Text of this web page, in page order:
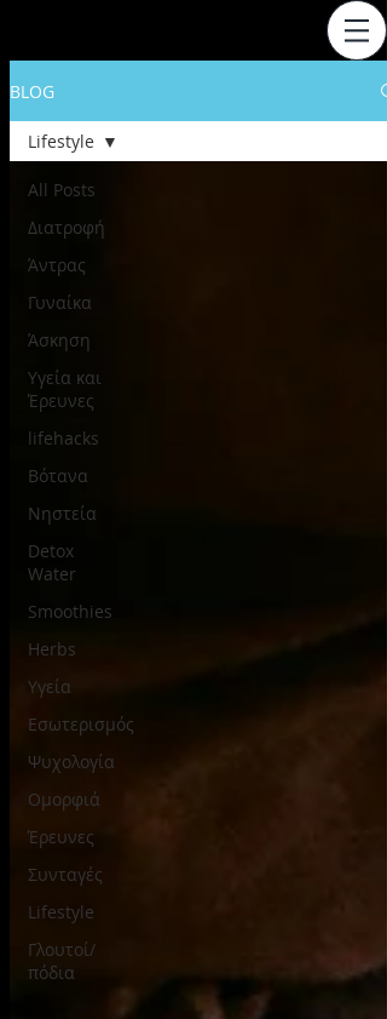
BLOG
All Posts
Διατροφή
Άντρας
Γυναίκα
Άσκηση
Υγεία και
Έρευνες
lifehacks
Βότανα
Νηστεία
Detox
Water
Smoothies
Herbs
Υγεία
Εσωτερισμός
Ψυχολογία
Ομορφιά
Έρευνες
Συνταγές
Lifestyle
Γλουτοί/
πόδια
Lifestyle